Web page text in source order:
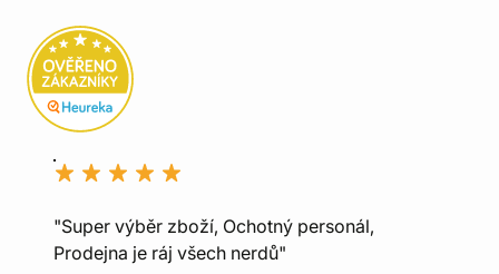
"Super výběr zboží, Ochotný personál,
Prodejna je ráj všech nerdů"